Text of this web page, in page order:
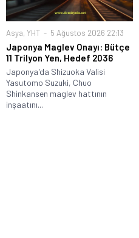
Asya, YHT 5 Ağustos 2026 22:13
Japonya Maglev Onayı: Bütçe
11 Trilyon Yen, Hedef 2036
Japonya'da Shizuoka Valisi
Yasutomo Suzuki, Chuo
Shinkansen maglev hattının
inşaatını...